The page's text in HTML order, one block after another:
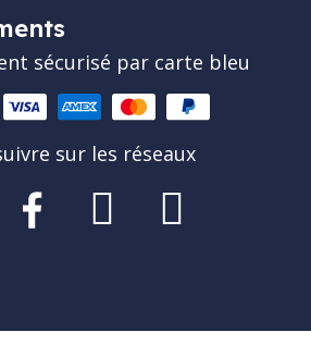
sécurisé par carte bleu
sur les réseaux